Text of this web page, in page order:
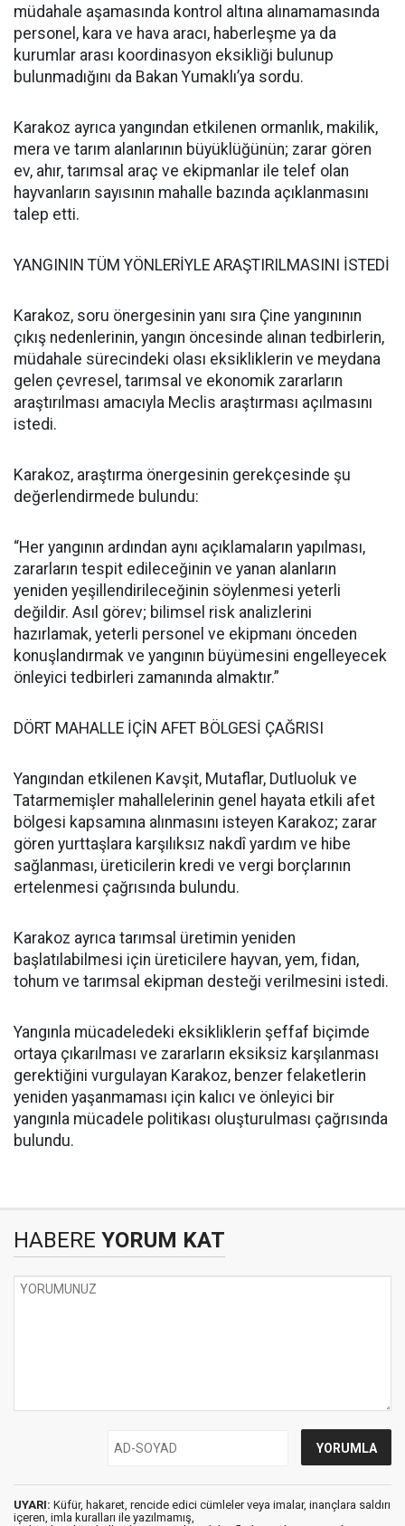
müdahale aşamasında kontrol altına alınamamasında
personel, kara ve hava aracı, haberleşme ya da
kurumlar arası koordinasyon eksikliği bulunup
bulunmadığını da Bakan Yumaklı’ya sordu.
Karakoz ayrıca yangından etkilenen ormanlık, makilik,
mera ve tarım alanlarının büyüklüğünün; zarar gören
ev, ahır, tarımsal araç ve ekipmanlar ile telef olan
hayvanların sayısının mahalle bazında açıklanmasını
talep etti.
YANGININ TÜM YÖNLERİYLE ARAŞTIRILMASINI İSTEDİ
Karakoz, soru önergesinin yanı sıra Çine yangınının
çıkış nedenlerinin, yangın öncesinde alınan tedbirlerin,
müdahale sürecindeki olası eksikliklerin ve meydana
gelen çevresel, tarımsal ve ekonomik zararların
araştırılması amacıyla Meclis araştırması açılmasını
istedi.
Karakoz, araştırma önergesinin gerekçesinde şu
değerlendirmede bulundu:
“Her yangının ardından aynı açıklamaların yapılması,
zararların tespit edileceğinin ve yanan alanların
yeniden yeşillendirileceğinin söylenmesi yeterli
değildir. Asıl görev; bilimsel risk analizlerini
hazırlamak, yeterli personel ve ekipmanı önceden
konuşlandırmak ve yangının büyümesini engelleyecek
önleyici tedbirleri zamanında almaktır.”
DÖRT MAHALLE İÇİN AFET BÖLGESİ ÇAĞRISI
Yangından etkilenen Kavşit, Mutaflar, Dutluoluk ve
Tatarmemişler mahallelerinin genel hayata etkili afet
bölgesi kapsamına alınmasını isteyen Karakoz; zarar
gören yurttaşlara karşılıksız nakdî yardım ve hibe
sağlanması, üreticilerin kredi ve vergi borçlarının
ertelenmesi çağrısında bulundu.
Karakoz ayrıca tarımsal üretimin yeniden
başlatılabilmesi için üreticilere hayvan, yem, fidan,
tohum ve tarımsal ekipman desteği verilmesini istedi.
Yangınla mücadeledeki eksikliklerin şeffaf biçimde
ortaya çıkarılması ve zararların eksiksiz karşılanması
gerektiğini vurgulayan Karakoz, benzer felaketlerin
yeniden yaşanmaması için kalıcı ve önleyici bir
yangınla mücadele politikası oluşturulması çağrısında
bulundu.
HABERE YORUM KAT
UYARI: Küfür, hakaret, rencide edici cümleler veya imalar, inançlara saldırı
içeren, imla kuralları ile yazılmamış,